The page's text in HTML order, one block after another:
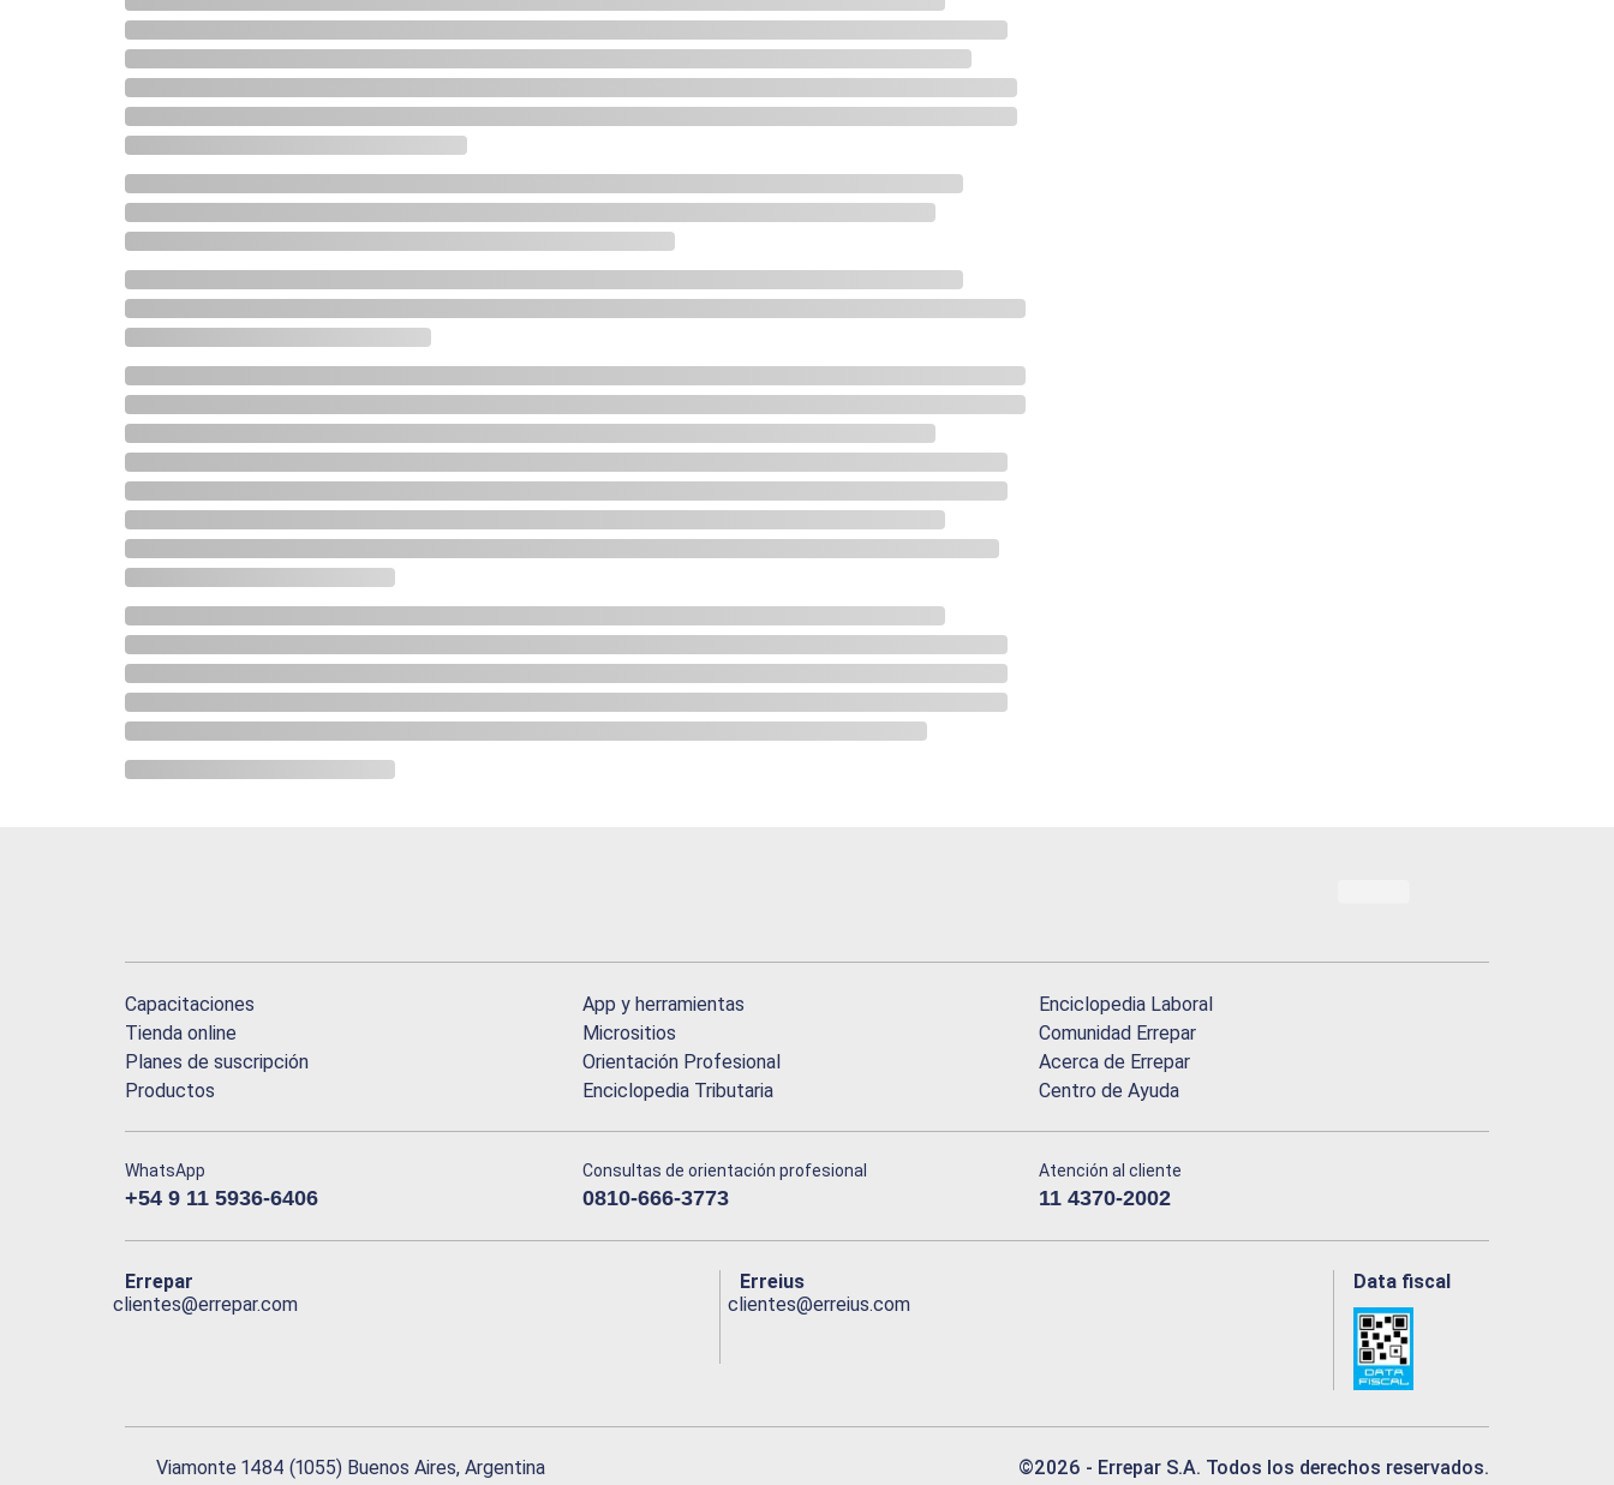
Capacitaciones
Tienda online
Planes de suscripción
Productos
App y herramientas
Micrositios
Orientación Profesional
Enciclopedia Tributaria
Enciclopedia Laboral
Comunidad Errepar
Acerca de Errepar
Centro de Ayuda
WhatsApp
+54 9 11 5936-6406
Consultas de orientación profesional
0810-666-3773
Atención al cliente
11 4370-2002
Errepar
clientes@errepar.com
Erreius
clientes@erreius.com
Data fiscal
Viamonte 1484 (1055) Buenos Aires, Argentina ©2026 - Errepar S.A. Todos los derechos reservados.